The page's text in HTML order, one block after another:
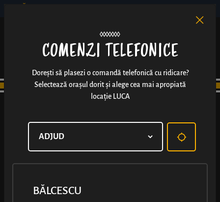
COMENZI TELEFONICE
Dorești să plasezi o comandă telefonică cu ridicare?
Selectează orașul dorit și alege cea mai apropiată
locație LUCA
BĂLCESCU